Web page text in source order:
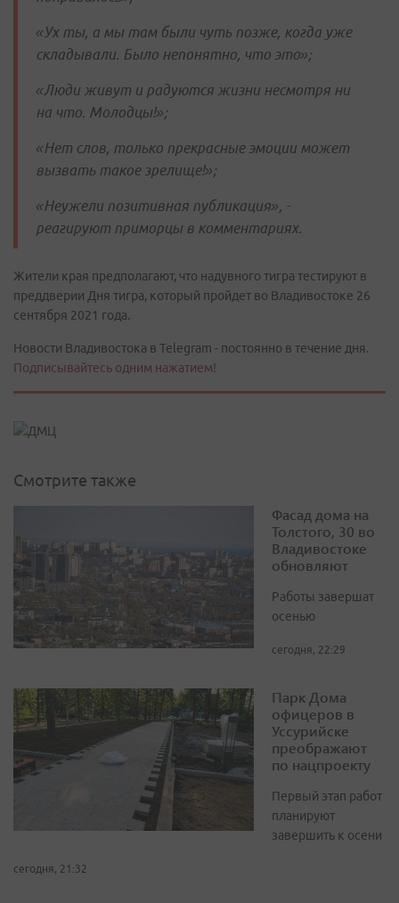
«Ух ты, а мы там были чуть позже, когда уже
складывали. Было непонятно, что это»;
«Люди живут и радуются жизни несмотря ни
на что. Молодцы!»;
«Нет слов, только прекрасные эмоции может
вызвать такое зрелище!»;
«Неужели позитивная публикация», -
реагируют приморцы в комментариях.
Жители края предполагают, что надувного тигра тестируют в
преддверии Дня тигра, который пройдет во Владивостоке 26
сентября 2021 года.
Новости Владивостока в Telegram - постоянно в течение дня.
Подписывайтесь одним нажатием!
Смотрите также
Фасад дома на
Толстого, 30 во
Владивостоке
обновляют
Работы завершат
осенью
сегодня, 22:29
Парк Дома
офицеров в
Уссурийске
преображают
по нацпроекту
Первый этап работ
планируют
завершить к осени
сегодня, 21:32